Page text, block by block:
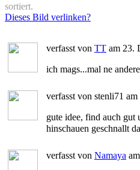
sortiert.
Dieses Bild verlinken?
verfasst von TT am 23.
ich mags...mal ne
verfasst von stenli71
gute idee, find auch gut
hinschauen geschnallt
verfasst von Namaya